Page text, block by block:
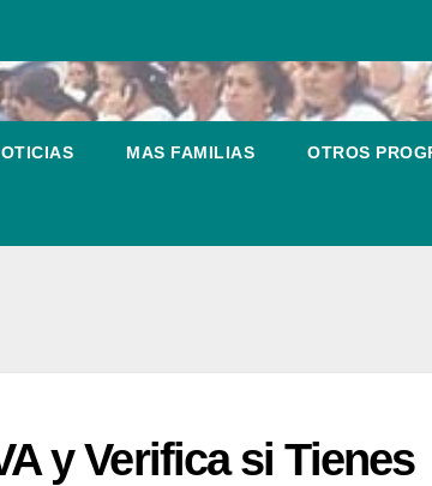
MAS FAMILIAS OTROS
y Verifica si Tienes